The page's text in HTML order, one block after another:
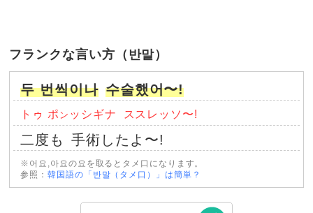
フランクな言い方（반말）
두 번씩이나 수술했어〜!
トゥ ポ ン ッシギナ ススレッソ〜!
二度も 手術したよ〜!
※어요,아요の요を取るとタメ口になります。
参照：韓国語の「반말（タメ口）」は簡単？